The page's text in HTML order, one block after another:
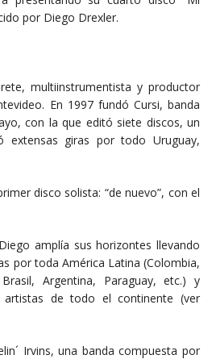
por Diego Drexler.
multiinstrumentista y productor
En 1997 fundó Cursi, banda
con la que editó siete discos, un
giras por todo Uruguay,
disco solista: “de nuevo”, con el
amplía sus horizontes llevando
por toda América Latina (Colombia,
Argentina, Paraguay, etc.) y
artistas de todo el continente (ver
Irvins, una banda compuesta por